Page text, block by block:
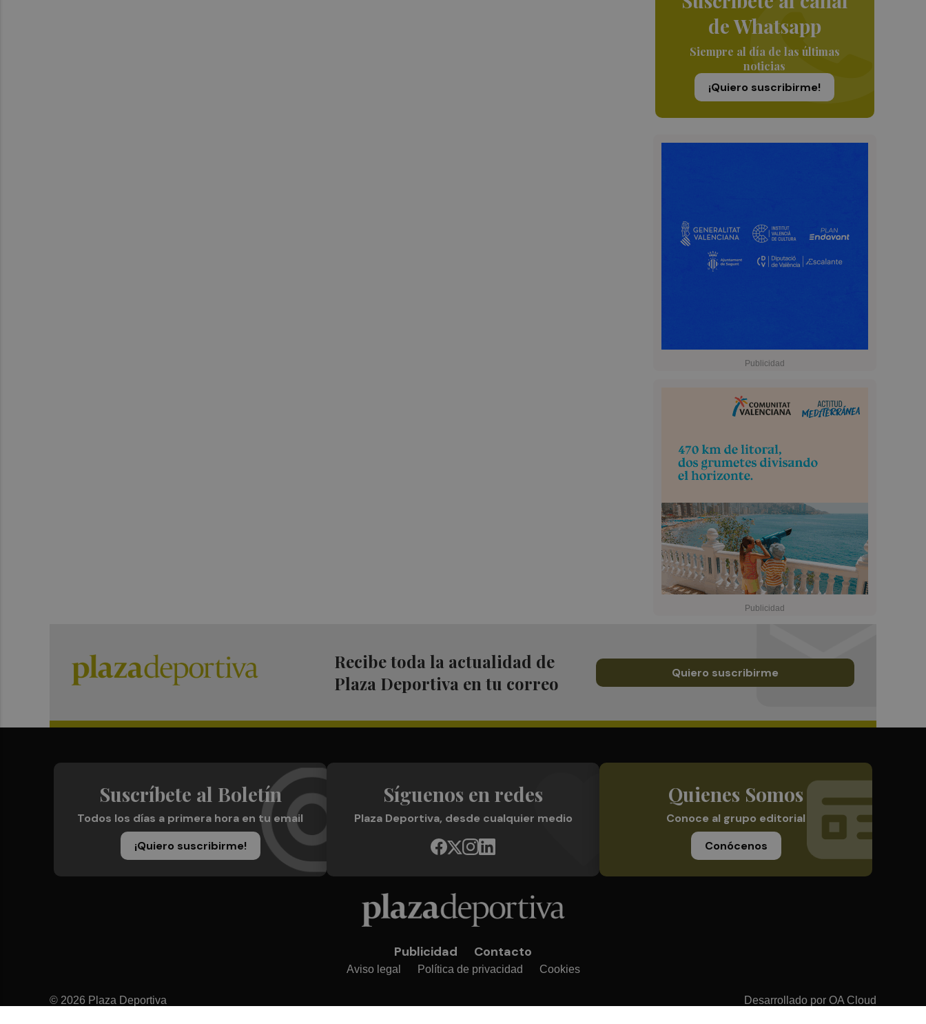
de Whatsapp
Siempre al día de las últimas
noticias
¡Quiero suscribirme!
Recibe toda la actualidad de
Plaza Deportiva en tu correo
Quiero suscribirme
Suscríbete al Boletín
Todos los días a primera hora en tu email
¡Quiero suscribirme!
Síguenos en redes
Plaza Deportiva, desde cualquier medio
Quienes Somos
Conoce al grupo editorial
Conócenos
Publicidad Contacto
Aviso legal Política de privacidad Cookies
© 2026 Plaza Deportiva Desarrollado por OA Cloud